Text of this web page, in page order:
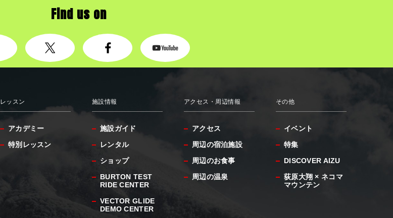
Find us on
レッスン
アカデミー
特別レッスン
施設情報
施設ガイド
レンタル
ショップ
BURTON TEST
RIDE CENTER
VECTOR GLIDE
DEMO CENTER
アクセス・周辺情報
アクセス
周辺の宿泊施設
周辺のお食事
周辺の温泉
その他
イベント
特集
DISCOVER AIZU
荻原大翔 × ネコマ
マウンテン